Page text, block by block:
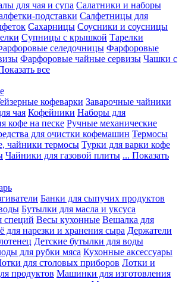
для чая и супа Салатники и наборы
подставки Салфетницы для
Сахарницы Соусники и соусницы
Супницы с крышкой Тарелки
селедочницы Фарфоровые
Фарфоровые чайные сервизы Чашки с
все
кофеварки Заварочные чайники
чая Кофейники Наборы для
кофе на песке Ручные механические
для очистки кофемашин Термосы
чайники термосы Турки для варки кофе
Чайники для газовой плиты ... Показать
Банки для сыпучих продуктов
Бутылки для масла и уксуса
специй Весы кухонные Вешалка для
для нарезки и хранения сыра Держатели
Детские бутылки для воды
для рубки мяса Кухонные аксессуары
для столовых приборов Лотки и
продуктов Машинки для изготовления